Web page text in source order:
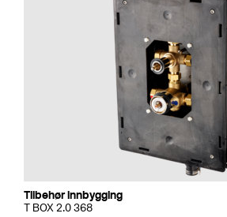
Tilbehør innbygging
T BOX 2.0 368